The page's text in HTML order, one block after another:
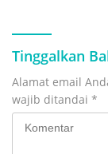
Tinggalkan
Alamat email
wajib ditandai *